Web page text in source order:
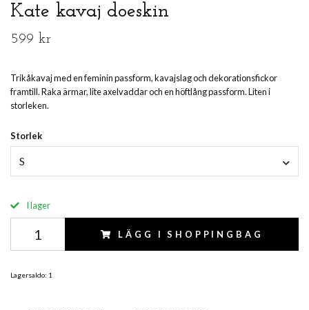
Kate kavaj doeskin
599 kr
Trikåkavaj med en feminin passform, kavajslag och dekorationsfickor
framtill. Raka ärmar, lite axelvaddar och en höftlång passform. Liten i
storleken.
Storlek
S
I lager
LÄGG I SHOPPINGBAG
Lagersaldo: 1